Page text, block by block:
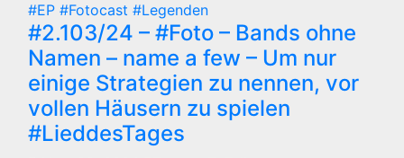
#EP #Fotocast #Legenden
#2.103/24 – #Foto – Bands ohne
Namen – name a few – Um nur
einige Strategien zu nennen, vor
vollen Häusern zu spielen
#LieddesTages